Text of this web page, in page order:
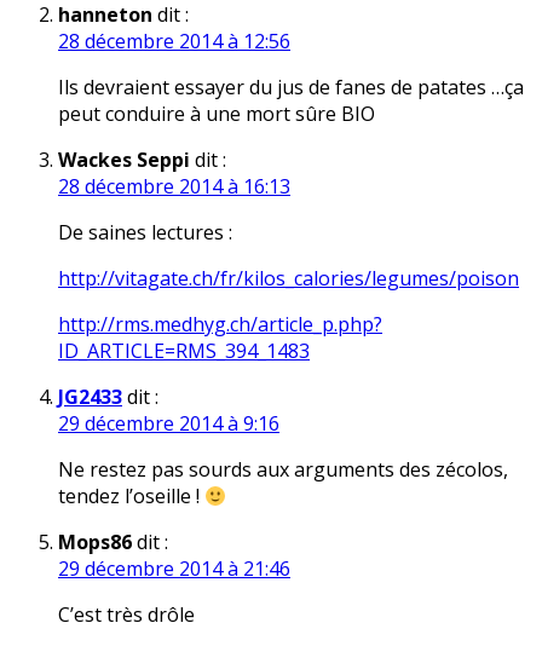
hanneton dit :
28 décembre 2014 à 12:56
Ils devraient essayer du jus de fanes de patates …ça
peut conduire à une mort sûre BIO
Wackes Seppi dit :
28 décembre 2014 à 16:13
De saines lectures :
http://vitagate.ch/fr/kilos_calories/legumes/poison
http://rms.medhyg.ch/article_p.php?
ID_ARTICLE=RMS_394_1483
JG2433dit :
29 décembre 2014 à 9:16
Ne restez pas sourds aux arguments des zécolos,
tendez l’oseille !
Mops86dit :
29 décembre 2014 à 21:46
C’est très drôle